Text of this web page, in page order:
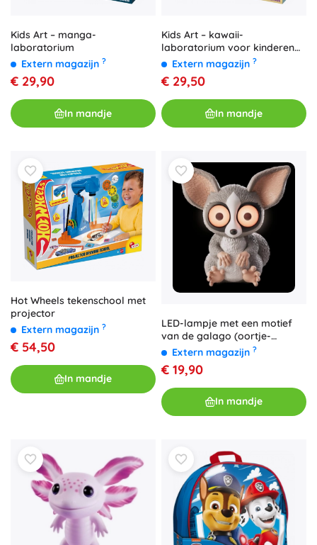
Kids Art – manga-
laboratorium
Extern magazijn ?
€ 29,90
In mandje
Kids Art – kawaii-
laboratorium voor kinderen
met LCD‑tekentablet
Extern magazijn ?
€ 29,50
In mandje
Hot Wheels tekenschool met
projector
Extern magazijn ?
€ 54,50
In mandje
LED-lampje met een motief
van de galago (oortje-
bosdwerg)
Extern magazijn ?
€ 19,90
In mandje